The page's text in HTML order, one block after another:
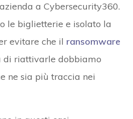
a Cybersecurity360.
le biglietterie e isolato la
evitare che il ransomware
di riattivarle dobbiamo
ne sia più traccia nei